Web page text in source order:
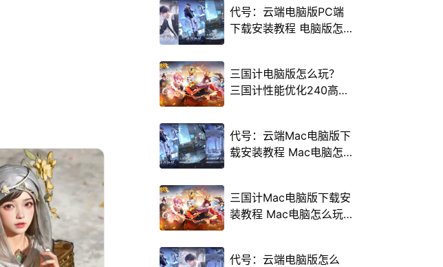
代号：云端电脑版PC端
下载安装教程 电脑版怎
三国计电脑版怎么玩？
三国计性能优化240高帧
代号：云端Mac电脑版下
载安装教程 Mac电脑怎
三国计Mac电脑版下载安
装教程 Mac电脑怎么玩
代号：云端电脑版怎么